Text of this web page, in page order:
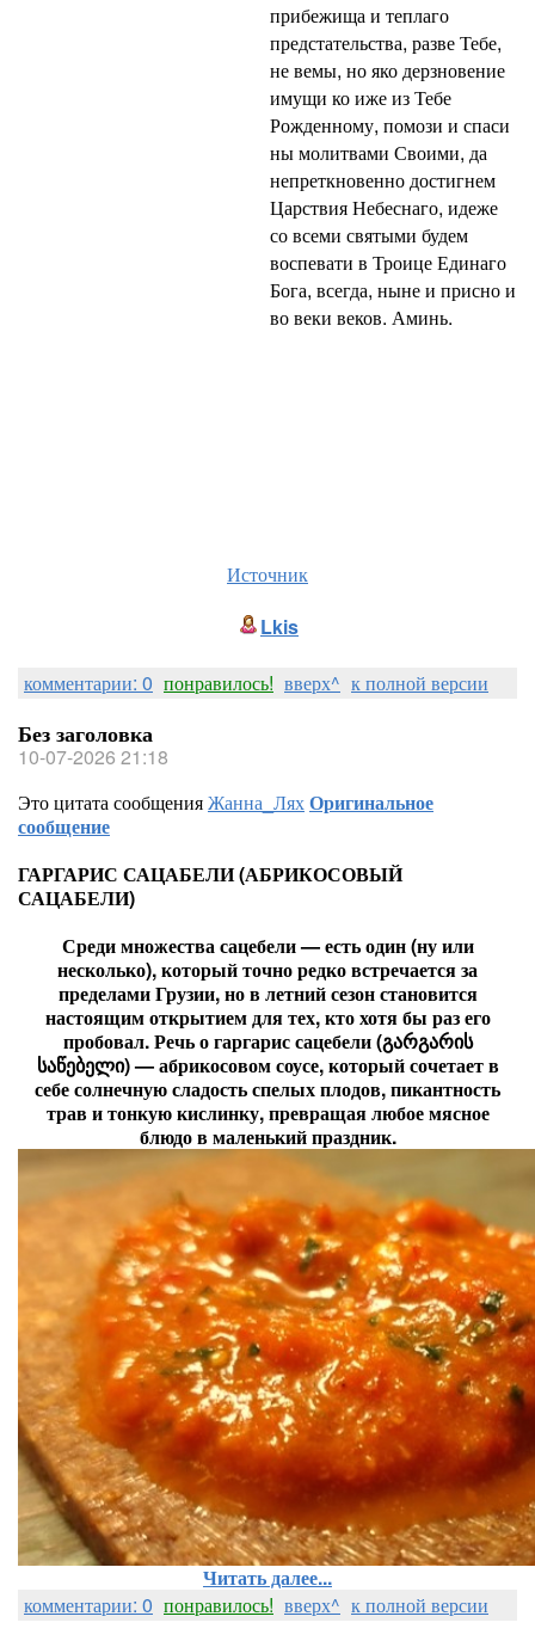
прибежища и теплаго
предстательства, разве Тебе,
не вемы, но яко дерзновение
имущи ко иже из Тебе
Рожденному, помози и спаси
ны молитвами Своими, да
непреткновенно достигнем
Царствия Небеснаго, идеже
со всеми святыми будем
воспевати в Троице Единаго
Бога, всегда, ныне и присно и
во веки веков. Аминь.
Источник
Lkis
комментарии: 0 понравилось! вверх^ к полной версии
Без заголовка
10-07-2026 21:18
Это цитата сообщенияЖанна_ЛяхОригинальное
сообщение
ГАРГАРИС САЦАБЕЛИ (АБРИКОСОВЫЙ
САЦАБЕЛИ)
Среди множества сацебели — есть один (ну или
несколько), который точно редко встречается за
пределами Грузии, но в летний сезон становится
настоящим открытием для тех, кто хотя бы раз его
пробовал. Речь о гаргарис сацебели (გარგარის
საწებელი) — абрикосовом соусе, который сочетает в
себе солнечную сладость спелых плодов, пикантность
трав и тонкую кислинку, превращая любое мясное
блюдо в маленький праздник.
Читать далее...
комментарии: 0 понравилось! вверх^ к полной версии